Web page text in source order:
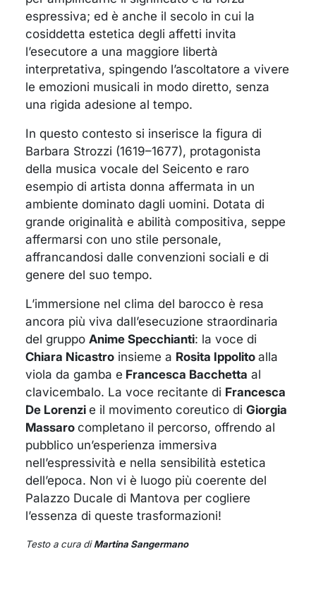
espressiva; ed è anche il secolo in cui la
cosiddetta estetica degli affetti invita
l’esecutore a una maggiore libertà
interpretativa, spingendo l’ascoltatore a vivere
le emozioni musicali in modo diretto, senza
una rigida adesione al tempo.
In questo contesto si inserisce la figura di
Barbara Strozzi (1619–1677), protagonista
della musica vocale del Seicento e raro
esempio di artista donna affermata in un
ambiente dominato dagli uomini. Dotata di
grande originalità e abilità compositiva, seppe
affermarsi con uno stile personale,
affrancandosi dalle convenzioni sociali e di
genere del suo tempo.
L’immersione nel clima del barocco è resa
ancora più viva dall’esecuzione straordinaria
del gruppo Anime Specchianti: la voce di
Chiara Nicastro insieme a Rosita Ippolito alla
viola da gamba e Francesca Bacchetta al
clavicembalo. La voce recitante di Francesca
De Lorenzi e il movimento coreutico di Giorgia
Massaro completano il percorso, offrendo al
pubblico un’esperienza immersiva
nell’espressività e nella sensibilità estetica
dell’epoca. Non vi è luogo più coerente del
Palazzo Ducale di Mantova per cogliere
l’essenza di queste trasformazioni!
Testo a cura diMartina Sangermano